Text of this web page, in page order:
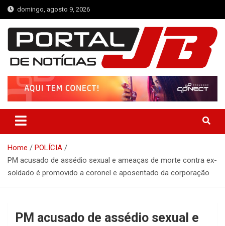
Skip
to
content
domingo, agosto 9, 2026
Portal de Notícias JB
Notícias de Simplício Mendes e Região
Home
POLÍCIA
PM acusado de assédio sexual e ameaças de morte contra ex-
soldado é promovido a coronel e aposentado da corporação
PM acusado de assédio sexual e